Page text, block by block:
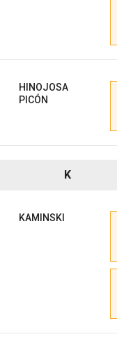
HINOJOSA
PICÓN
K
KAMINSKI